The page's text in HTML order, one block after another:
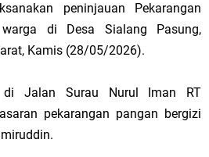
peninjauan Pekarangan
di Desa Sialang Pasung,
Kamis (28/05/2026).
di Jalan Surau Nurul Iman RT
pekarangan pangan bergizi